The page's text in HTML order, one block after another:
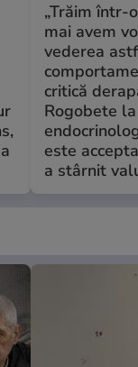
„Trăim într-
mai avem
vederea
critică
Rogobete
este
a stârnit